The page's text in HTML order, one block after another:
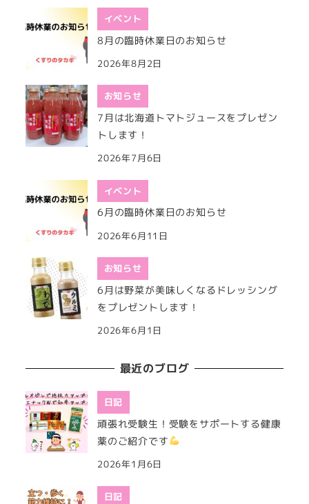
イベント
8月の臨時休業日のお知らせ
2026年8月2日
お知らせ
7月は北海道トマトジュースをプレゼン
トします！
2026年7月6日
イベント
6月の臨時休業日のお知らせ
2026年6月11日
お知らせ
6月は野菜が美味しくなるドレッシング
をプレゼントします！
2026年6月1日
最近のブログ
日記
頑張れ受験生！受験をサポートする健康
薬のご紹介です
2026年1月6日
日記